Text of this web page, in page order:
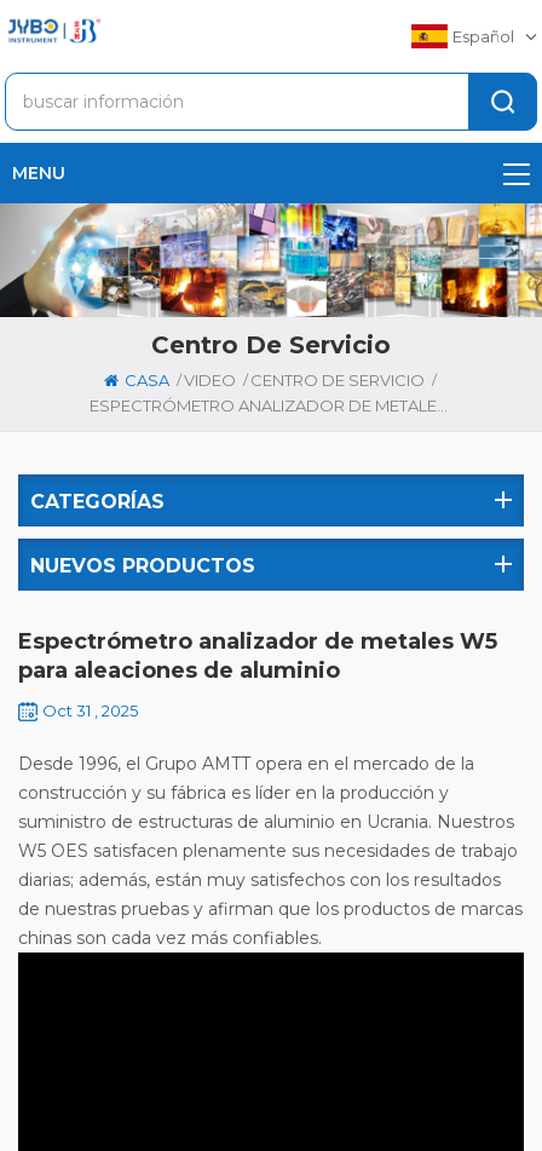
Español
MENU
Centro De Servicio
CASA /VIDEO / CENTRO DE SERVICIO /
ESPECTRÓMETRO ANALIZADOR DE METALES W5 PARA ALEACIONES DE ALUMINIO
CATEGORÍAS
NUEVOS PRODUCTOS
Espectrómetro analizador de metales W5
para aleaciones de aluminio
Oct 31 , 2025
Desde 1996, el Grupo AMTT opera en el mercado de la
construcción y su fábrica es líder en la producción y
suministro de estructuras de aluminio en Ucrania. Nuestros
W5 OES satisfacen plenamente sus necesidades de trabajo
diarias; además, están muy satisfechos con los resultados
de nuestras pruebas y afirman que los productos de marcas
chinas son cada vez más confiables.